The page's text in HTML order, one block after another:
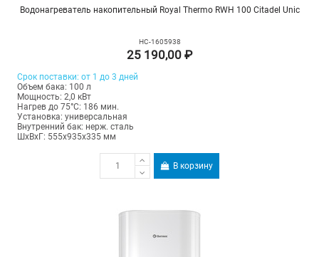
Водонагреватель накопительный Royal Thermo RWH 100 Citadel Unic
НС-1605938
25 190,00 ₽
Срок поставки: от 1 до 3 дней
Объем бака: 100 л
Мощность: 2,0 кВт
Нагрев до 75°С: 186 мин.
Установка: универсальная
Внутренний бак: нерж. сталь
ШхВхГ: 555х935х335 мм
В корзину